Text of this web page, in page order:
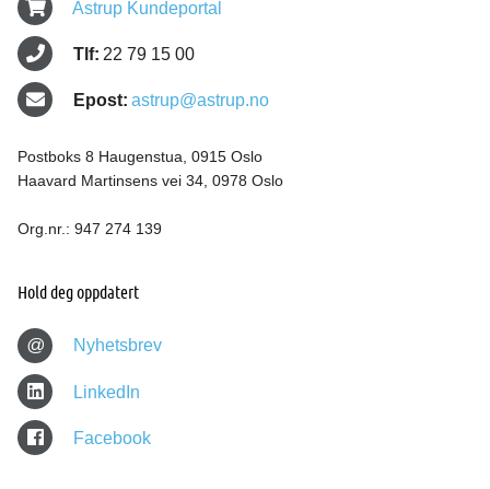
Astrup Kundeportal
Tlf: 22 79 15 00
Epost: astrup@astrup.no
Postboks 8 Haugenstua, 0915 Oslo
Haavard Martinsens vei 34, 0978 Oslo
Org.nr.: 947 274 139
Hold deg oppdatert
@ Nyhetsbrev
LinkedIn
Facebook